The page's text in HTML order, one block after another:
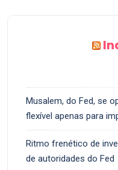
Musalem, do Fed, se
flexível apenas para
Ritmo frenético de
de autoridades do Fed